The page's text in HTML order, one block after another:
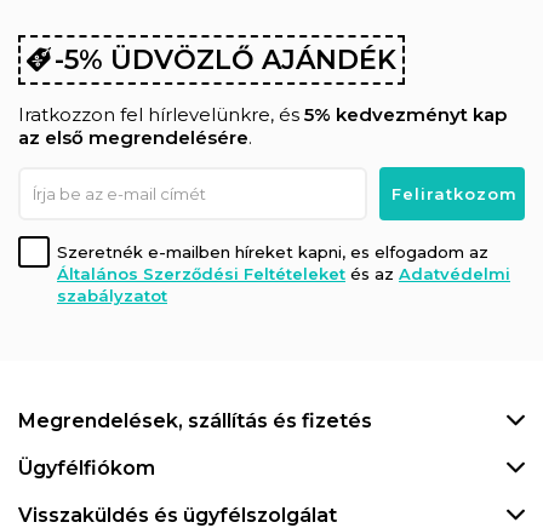
-5% ÜDVÖZLŐ AJÁNDÉK
Iratkozzon fel hírlevelünkre, és 5% kedvezményt kap
az első megrendelésére.
Szeretnék e-mailben híreket kapni, es elfogadom az
Általános Szerződési Feltételeket és az Adatvédelmi
szabályzatot
Megrendelések, szállítás és fizetés
Ügyfélfiókom
Visszaküldés és ügyfélszolgálat